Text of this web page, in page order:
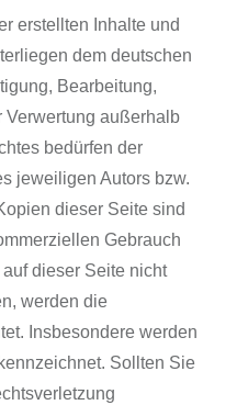
erstellten Inhalte und
dem deutschen
Bearbeitung,
Verwertung außerhalb
bedürfen der
jeweiligen Autors bzw.
dieser Seite sind
Gebrauch
dieser Seite nicht
werden die
Insbesondere werden
Sollten Sie